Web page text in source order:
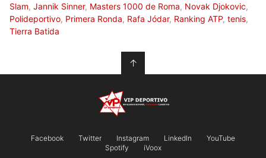
Slam, Jannik Sinner, Masters 1000 de Roma, Novak Djokovic,
Polideportivo, Primera Ronda, Rafa Jódar, Ranking ATP, tenis,
Tierra Batida
↑
Facebook Twitter Instagram LinkedIn
YouTube
Spotify
iVoox